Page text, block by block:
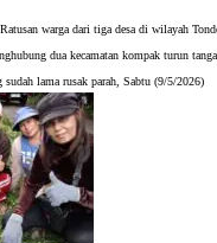
warga dari tiga desa di wilayah
dua kecamatan kompak turun
sudah lama rusak parah, Sabtu (9/5/2026)